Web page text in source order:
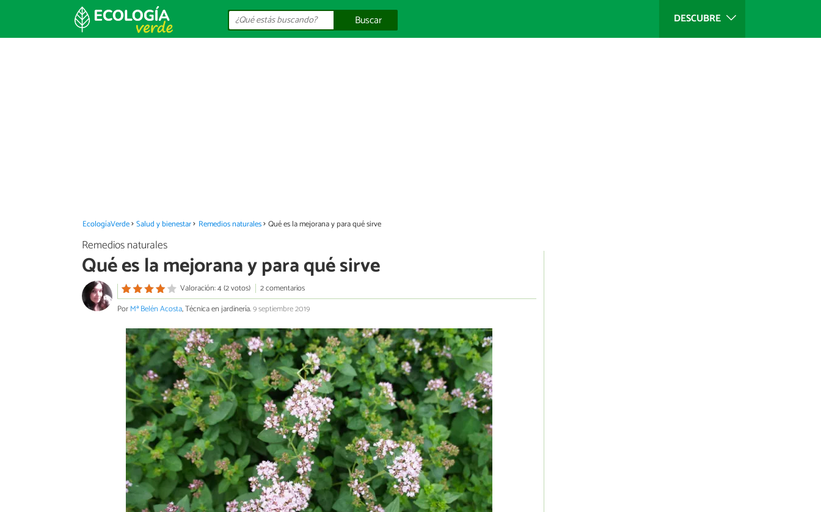
DESCUBRE
Buscar
EcologíaVerde Salud y bienestar Remedios naturales Qué es la mejorana y para qué sirve
Remedios naturales
Qué es la mejorana y para qué sirve
Valoración: 4 (2 votos)
2 comentarios
PorMª Belén Acosta, Técnica en jardinería.9 septiembre 2019